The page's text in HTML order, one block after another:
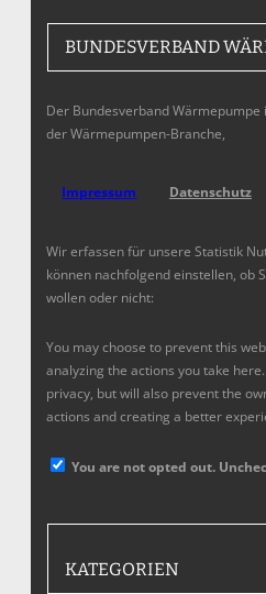
BUNDESVERBAND
Der Bundesverband
der Wärmepumpen-Branche,
Impressum Datenschutz
Wir erfassen für unsere Statistik
können nachfolgend einstellen, ob
wollen oder nicht:
You may choose to prevent this
analyzing the actions you take
privacy, but will also prevent the
actions and creating a better
You are not opted out.
KATEGORIEN